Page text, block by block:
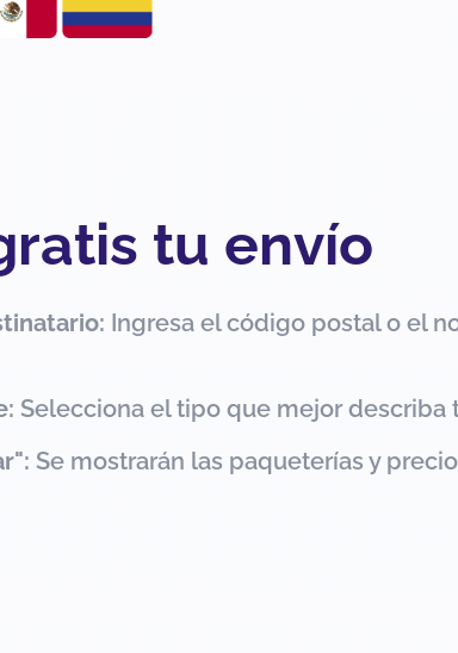
tu envío
Ingresa el código postal o el
Selecciona el tipo que mejor describa
Se mostrarán las paqueterías y